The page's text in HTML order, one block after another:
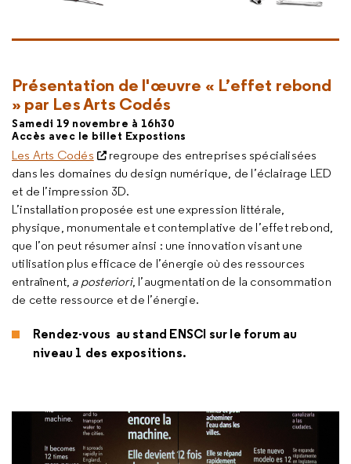
Présentation de l'œuvre « L’effet rebond
» par Les Arts Codés
Samedi 19 novembre à 16h30
Accès avec le billet Expostions
Les Arts Codés
regroupe des entreprises spécialisées
dans les domaines du design numérique, de l’éclairage LED
et de l’impression 3D.
L’installation proposée est une expression littérale,
physique, monumentale et contemplative de l’effet rebond,
que l’on peut résumer ainsi : une innovation visant une
utilisation plus efficace de l’énergie où des ressources
entraînent, a posteriori, l’augmentation de la consommation
de cette ressource et de l’énergie.
Rendez-vous au stand ENSCI sur le forum au
niveau 1 des expositions.